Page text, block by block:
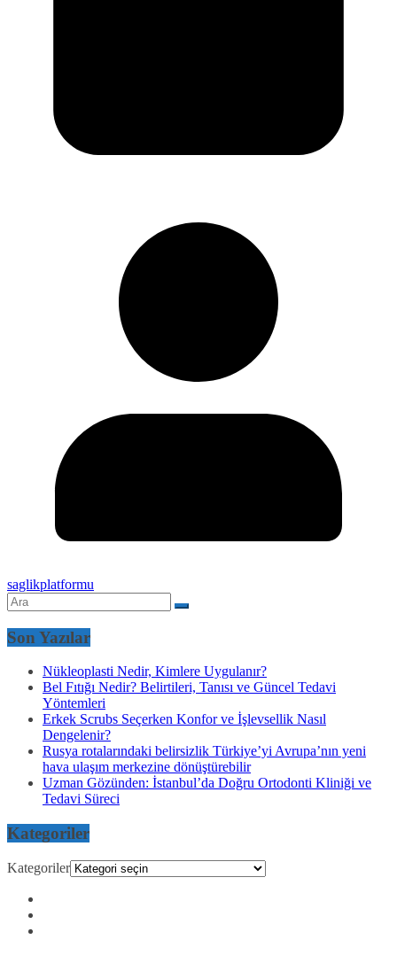
saglikplatformu
Son Yazılar
Nükleoplasti Nedir, Kimlere Uygulanır?
Bel Fıtığı Nedir? Belirtileri, Tanısı ve Güncel Tedavi
Yöntemleri
Erkek Scrubs Seçerken Konfor ve İşlevsellik Nasıl
Dengelenir?
Rusya rotalarındaki belirsizlik Türkiye’yi Avrupa’nın yeni
hava ulaşım merkezine dönüştürebilir
Uzman Gözünden: İstanbul’da Doğru Ortodonti Kliniği ve
Tedavi Süreci
Kategoriler
Kategoriler